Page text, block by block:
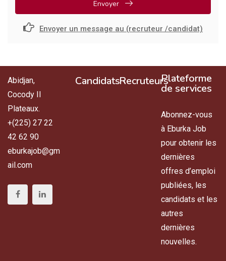
Envoyer
Envoyer un message au (recruteur /candidat)
Abidjan,
Cocody II
Plateaux.
+(225) 27 22
42 62 90
eburkajob@gm
ail.com
CandidatsRecruteursPlateforme
de services
Abonnez-vous
à Eburka Job
pour obtenir les
dernières
offres d’emploi
publiées, les
candidats et les
autres
dernières
nouvelles.